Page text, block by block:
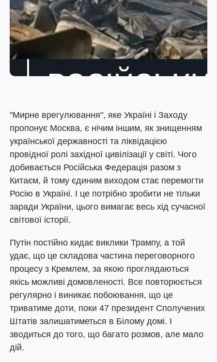
"Мирне врегулювання", яке Україні і Заходу
пропонує Москва, є нічим іншим, як знищенням
української державності та ліквідацією
провідної ролі західної цивілізації у світі. Чого
добивається Російська Федерація разом з
Китаєм, й тому єдиним виходом стає перемогти
Росію в Україні. І це потрібно зробити не тільки
заради України, цього вимагає весь хід сучасної
світової історії.
Путін постійно кидає виклики Трампу, а той
удає, що це складова частина переговорного
процесу з Кремлем, за якою проглядаються
якісь можливі домовленості. Все повторюється
регулярно і виникає побоювання, що це
триватиме доти, поки 47 президент Сполучених
Штатів залишатиметься в Білому домі. І
зводиться до того, що багато розмов, але мало
дій.